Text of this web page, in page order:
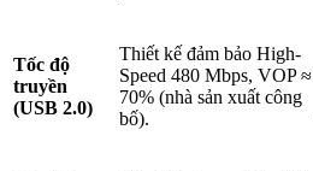
Tốc độ
truyền
(USB 2.0)
Thiết kế đảm bảo High-
Speed 480 Mbps, VOP ≈
70% (nhà sản xuất công
bố).